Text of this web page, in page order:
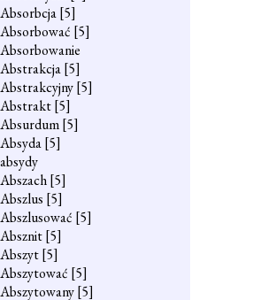
Absorbcja[5]
Absorbować [5]
Absorbowanie
Abstrakcja[5]
Abstrakcyjny[5]
Abstrakt[5]
Absurdum[5]
Absyda[5]
absydy
Abszach[5]
Abszlus [5]
Abszlusować [5]
Absznit[5]
Abszyt[5]
Abszytować [5]
Abszytowany[5]